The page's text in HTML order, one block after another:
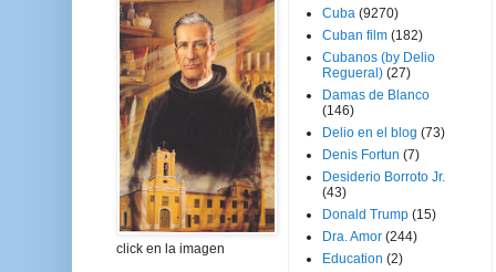
click en la imagen
Cuba (9270)
Cuban film (182)
Cubanos (by Delio
Regueral) (27)
Damas de Blanco
(146)
Delio en el blog (73)
Denis Fortun (7)
Desiderio Borroto Jr.
(43)
Donald Trump (15)
Dra. Amor (244)
Education (2)